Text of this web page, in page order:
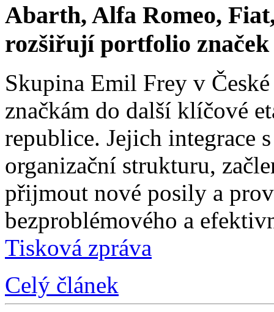
Abarth, Alfa Romeo,
rozšiřují portfolio
Skupina Emil Frey v
značkám do další klíčové
republice. Jejich integrace
organizační strukturu,
přijmout nové posily a
bezproblémového a
Tisková zpráva
Celý článek